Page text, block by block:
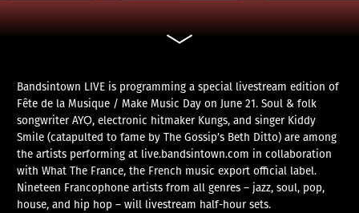
Bandsintown LIVE is programming a special livestream edition of
Fête de la Musique / Make Music Day on June 21. Soul & folk
songwriter AYỌ, electronic hitmaker Kungs, and singer Kiddy
Smile (catapulted to fame by The Gossip’s Beth Ditto) are among
the artists performing at live.bandsintown.com in collaboration
with What The France, the French music export official label.
Nineteen Francophone artists from all genres – jazz, soul, pop,
house, and hip hop – will livestream half-hour sets.